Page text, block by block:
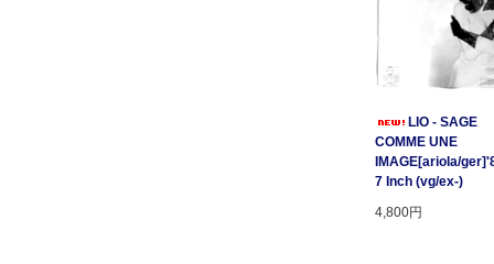
LIO - SAGE
COMME UNE
IMAGE[ariola/
7 Inch (vg/ex-)
4,800円